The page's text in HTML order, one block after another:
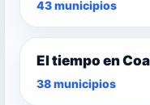
43 municipios
El tiempo en
38 municipios